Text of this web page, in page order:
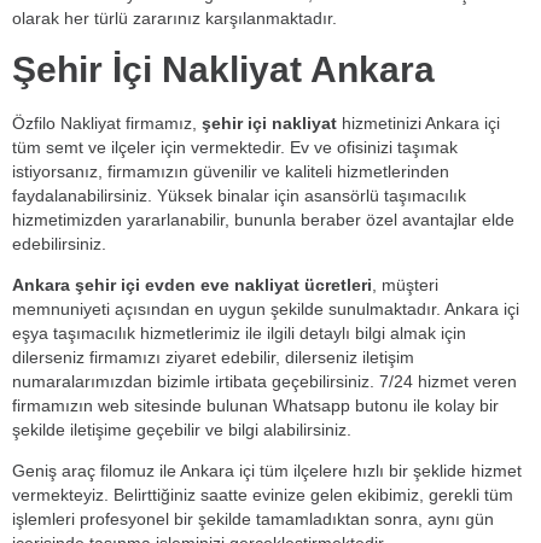
olarak her türlü zararınız karşılanmaktadır.
Şehir İçi Nakliyat Ankara
Özfilo Nakliyat firmamız, şehir içi nakliyat hizmetinizi Ankara içi
tüm semt ve ilçeler için vermektedir. Ev ve ofisinizi taşımak
istiyorsanız, firmamızın güvenilir ve kaliteli hizmetlerinden
faydalanabilirsiniz. Yüksek binalar için asansörlü taşımacılık
hizmetimizden yararlanabilir, bununla beraber özel avantajlar elde
edebilirsiniz.
Ankara şehir içi evden eve nakliyat ücretleri , müşteri
memnuniyeti açısından en uygun şekilde sunulmaktadır. Ankara içi
eşya taşımacılık hizmetlerimiz ile ilgili detaylı bilgi almak için
dilerseniz firmamızı ziyaret edebilir, dilerseniz iletişim
numaralarımızdan bizimle irtibata geçebilirsiniz. 7/24 hizmet veren
firmamızın web sitesinde bulunan Whatsapp butonu ile kolay bir
şekilde iletişime geçebilir ve bilgi alabilirsiniz.
Geniş araç filomuz ile Ankara içi tüm ilçelere hızlı bir şeklide hizmet
vermekteyiz. Belirttiğiniz saatte evinize gelen ekibimiz, gerekli tüm
işlemleri profesyonel bir şekilde tamamladıktan sonra, aynı gün